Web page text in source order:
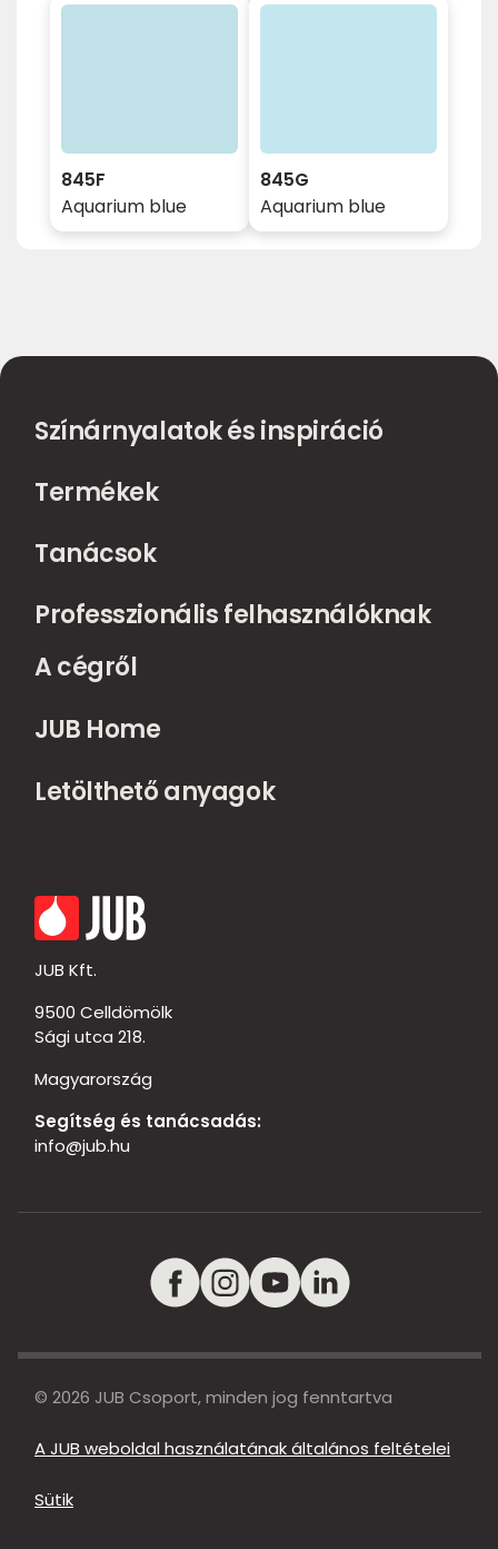
845F
Aquarium blue
845G
Aquarium blue
Színárnyalatok és inspiráció
Termékek
Tanácsok
Professzionális felhasználóknak
A cégről
JUB Home
Letölthető anyagok
JUB Kft.
9500 Celldömölk
Sági utca 218.
Magyarország
Segítség és tanácsadás:
info@jub.hu
© 2026 JUB Csoport, minden jog fenntartva
A JUB weboldal használatának általános feltételei
Sütik